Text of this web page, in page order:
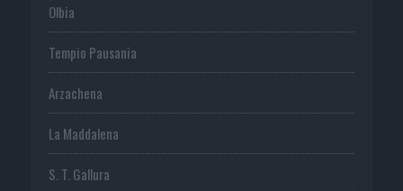
Olbia
Tempio Pausania
Arzachena
La Maddalena
S. T. Gallura